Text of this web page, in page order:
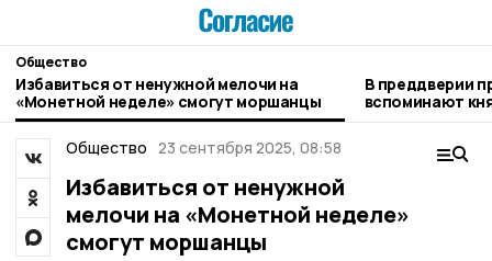
Общество
Избавиться от ненужной мелочи на
«Монетной неделе» смогут моршанцы
В преддверии
вспоминают
Общество 23 сентября 2025, 08:58
Избавиться от ненужной
мелочи на «Монетной неделе»
смогут моршанцы